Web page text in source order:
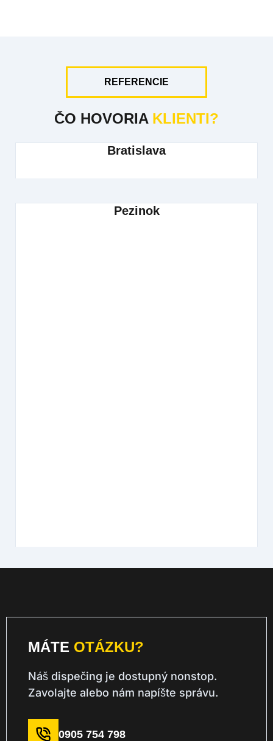
REFERENCIE
ČO HOVORIA KLIENTI?
Bratislava
Pezinok
MÁTE OTÁZKU?
Náš dispečing je dostupný nonstop.
Zavolajte alebo nám napíšte správu.
0905 754 798